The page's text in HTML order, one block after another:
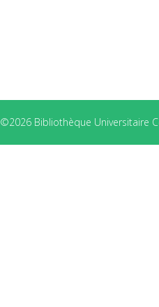
©2026 Bibliothèque Universitaire